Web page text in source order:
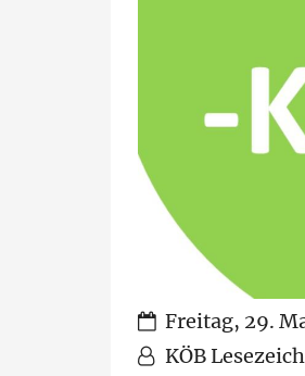
Datum:
Freitag, 29.
Von:KÖB